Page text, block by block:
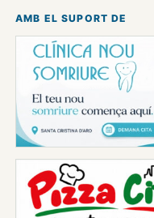
AMB EL SUPORT DE